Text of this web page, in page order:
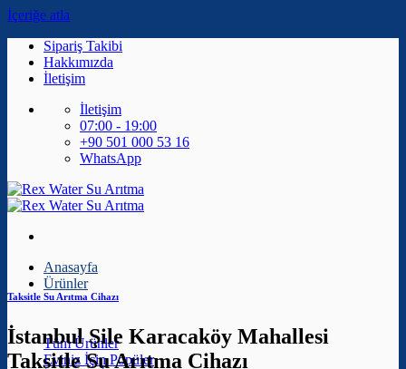
İçeriğe atla
Sipariş Takibi
Hakkımızda
İletişim
İletişim
07:00 - 19:00
+90 501 000 53 16
WhatsApp
Anasayfa
Ürünler
Tüm Ürünler
Eviniz İçin
Taksitle Su Arıtma Cihazı
İstanbul Şile Karacaköy Mahallesi
Taksitle Su Arıtma Cihazı